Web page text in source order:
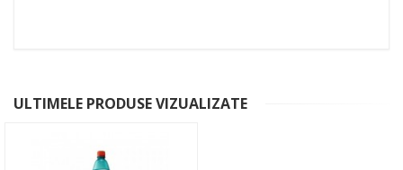
ULTIMELE PRODUSE VIZUALIZATE